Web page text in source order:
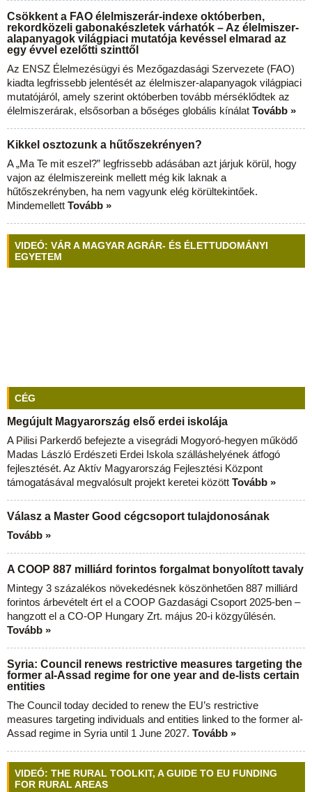
Csökkent a FAO élelmiszerár-indexe októberben,
rekordközeli gabonakészletek várhatók – Az élelmiszer-
alapanyagok világpiaci mutatója kevéssel elmarad az
egy évvel ezelőtti szinttől
Az ENSZ Élelmezésügyi és Mezőgazdasági Szervezete (FAO)
kiadta legfrissebb jelentését az élelmiszer-alapanyagok világpiaci
mutatójáról, amely szerint októberben tovább mérséklődtek az
élelmiszerárak, elsősorban a bőséges globális kínálat Tovább »
Kikkel osztozunk a hűtőszekrényen?
A „Ma Te mit eszel?” legfrissebb adásában azt járjuk körül, hogy
vajon az élelmiszereink mellett még kik laknak a
hűtőszekrényben, ha nem vagyunk elég körültekintőek.
Mindemellett Tovább »
VIDEÓ: VÁR A MAGYAR AGRÁR- ÉS ÉLETTUDOMÁNYI
EGYETEM
CÉG
Megújult Magyarország első erdei iskolája
A Pilisi Parkerdő befejezte a visegrádi Mogyoró-hegyen működő
Madas László Erdészeti Erdei Iskola szálláshelyének átfogó
fejlesztését. Az Aktív Magyarország Fejlesztési Központ
támogatásával megvalósult projekt keretei között Tovább »
Válasz a Master Good cégcsoport tulajdonosának
Tovább »
A COOP 887 milliárd forintos forgalmat bonyolított tavaly
Mintegy 3 százalékos növekedésnek köszönhetően 887 milliárd
forintos árbevételt ért el a COOP Gazdasági Csoport 2025-ben –
hangzott el a CO-OP Hungary Zrt. május 20-i közgyűlésén.
Tovább »
Syria: Council renews restrictive measures targeting the
former al-Assad regime for one year and de-lists certain
entities
The Council today decided to renew the EU’s restrictive
measures targeting individuals and entities linked to the former al-
Assad regime in Syria until 1 June 2027. Tovább »
VIDEÓ: THE RURAL TOOLKIT, A GUIDE TO EU FUNDING
FOR RURAL AREAS